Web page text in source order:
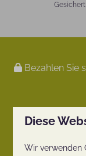
Bezahlen Sie
Diese
Wir verwenden